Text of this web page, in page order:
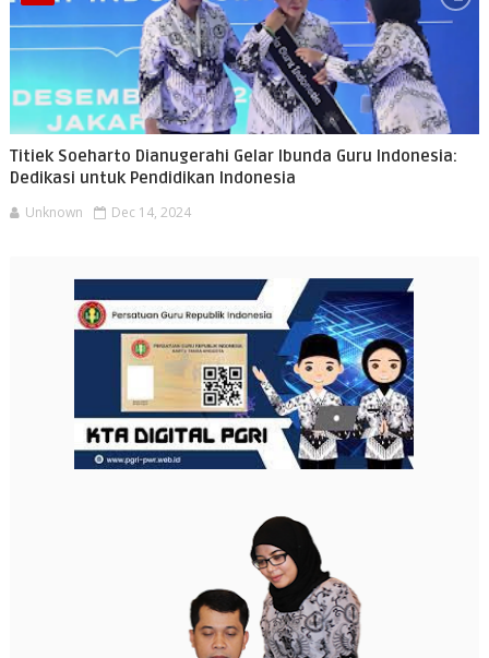
Titiek Soeharto Dianugerahi Gelar Ibunda Guru Indonesia:
Dedikasi untuk Pendidikan Indonesia
Unknown Dec 14, 2024